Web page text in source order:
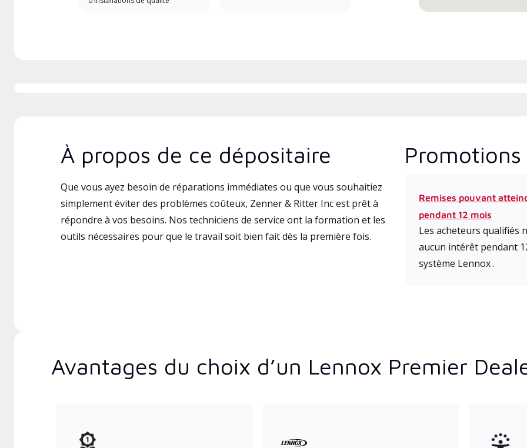
À propos de ce dépositaire
Que vous ayez besoin de réparations immédiates ou que vous souhaitiez
simplement éviter des problèmes coûteux, Zenner & Ritter Inc est prêt à
répondre à vos besoins. Nos techniciens de service ont la formation et les
outils nécessaires pour que le travail soit bien fait dès la première fois.
Remises pouvant
pendant 12 mois
Les acheteurs qualifiés
aucun intérêt pendant
système Lennox .
Avantages du choix d’un Lennox Premier